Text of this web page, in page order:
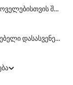
შინაური ცხოველებისთვის შესაფერისი დასაქირავებელი საცხოვრებლები
დასაქირავებელი დასასვენებელი საცხოვრებლები